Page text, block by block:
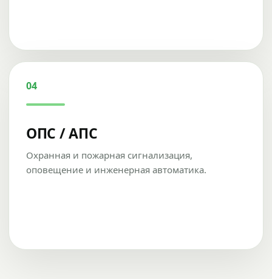
04
ОПС / АПС
Охранная и пожарная сигнализация,
оповещение и инженерная автоматика.